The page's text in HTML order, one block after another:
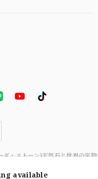
・ストーン)天然石と世界の宝物
available